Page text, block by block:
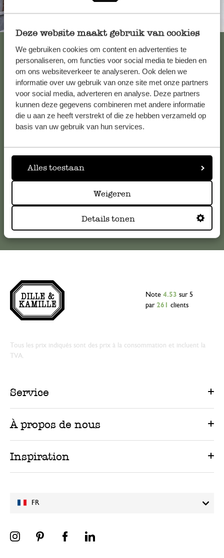
Deze website maakt gebruik van cookies
We gebruiken cookies om content en advertenties te
personaliseren, om functies voor social media te bieden en
om ons websiteverkeer te analyseren. Ook delen we
informatie over uw gebruik van onze site met onze partners
voor social media, adverteren en analyse. Deze partners
kunnen deze gegevens combineren met andere informatie
die u aan ze heeft verstrekt of die ze hebben verzameld op
basis van uw gebruik van hun services.
Alles toestaan
Weigeren
Details tonen
Service clientèle
Pour toute question ou demande de conseil ou d’aide,
veuillez contacter notre service clientèle. Ou retrouvez ici
serviceclientele@dille-kamille.com
FR
Note 4.53 sur 5
par 261 clients
Tous les prix indiqués sont des prix à la consommation et incluent la
TVA.
Service
À propos de nous
Inspiration